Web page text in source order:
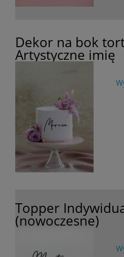
Dekor na bok
Artystyczne imię
Topper
(nowoczesne)